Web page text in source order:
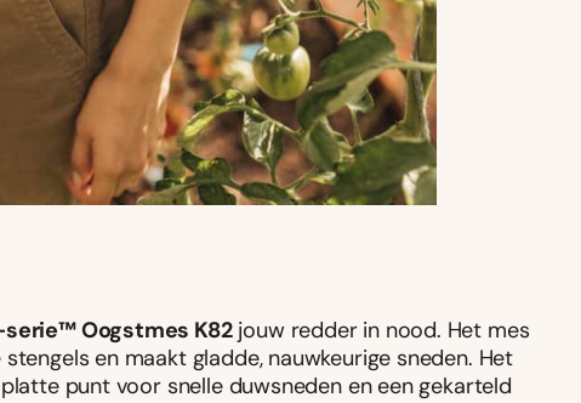
Oogstmes K82jouw redder in nood. Het mes
en maakt gladde, nauwkeurige sneden. Het
punt voor snelle duwsneden en een gekarteld